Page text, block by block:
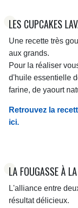
LES CUPCAKES
Une recette très
aux grands.
Pour la réaliser
d'huile essentielle
farine, de yaourt
Retrouvez la
ici.
LA FOUGASSE À
L'alliance entre
résultat délicieux.